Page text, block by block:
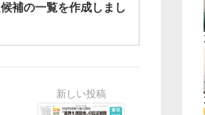
補の一覧を作成しまし